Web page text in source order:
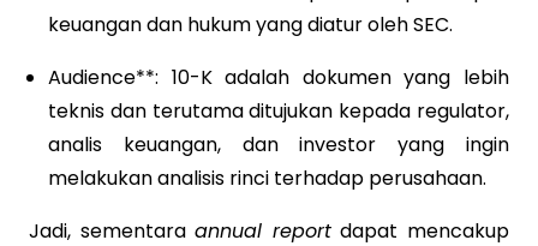
keuangan dan hukum yang diatur oleh SEC.
Audience**: 10-K adalah dokumen yang lebih
teknis dan terutama ditujukan kepada regulator,
analis keuangan, dan investor yang ingin
melakukan analisis rinci terhadap perusahaan.
Jadi, sementaraannual reportdapat mencakup